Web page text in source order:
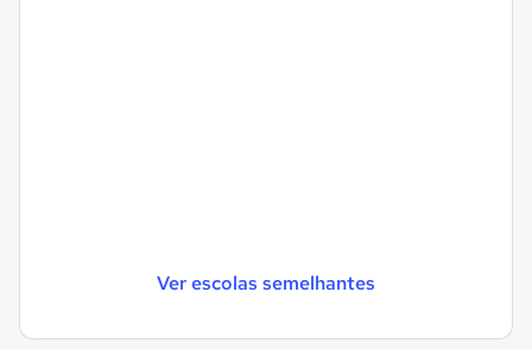
Ver escolas semelhantes